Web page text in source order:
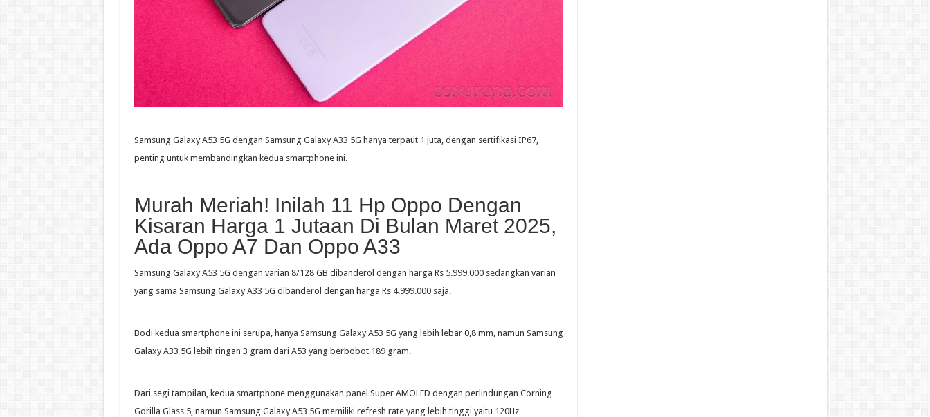
Samsung Galaxy A53 5G dengan Samsung Galaxy A33 5G hanya terpaut 1 juta, dengan sertifikasi IP67,
penting untuk membandingkan kedua smartphone ini.
Murah Meriah! Inilah 11 Hp Oppo Dengan
Kisaran Harga 1 Jutaan Di Bulan Maret 2025,
Ada Oppo A7 Dan Oppo A33
Samsung Galaxy A53 5G dengan varian 8/128 GB dibanderol dengan harga Rs 5.999.000 sedangkan varian
yang sama Samsung Galaxy A33 5G dibanderol dengan harga Rs 4.999.000 saja.
Bodi kedua smartphone ini serupa, hanya Samsung Galaxy A53 5G yang lebih lebar 0,8 mm, namun Samsung
Galaxy A33 5G lebih ringan 3 gram dari A53 yang berbobot 189 gram.
Dari segi tampilan, kedua smartphone menggunakan panel Super AMOLED dengan perlindungan Corning
Gorilla Glass 5, namun Samsung Galaxy A53 5G memiliki refresh rate yang lebih tinggi yaitu 120Hz